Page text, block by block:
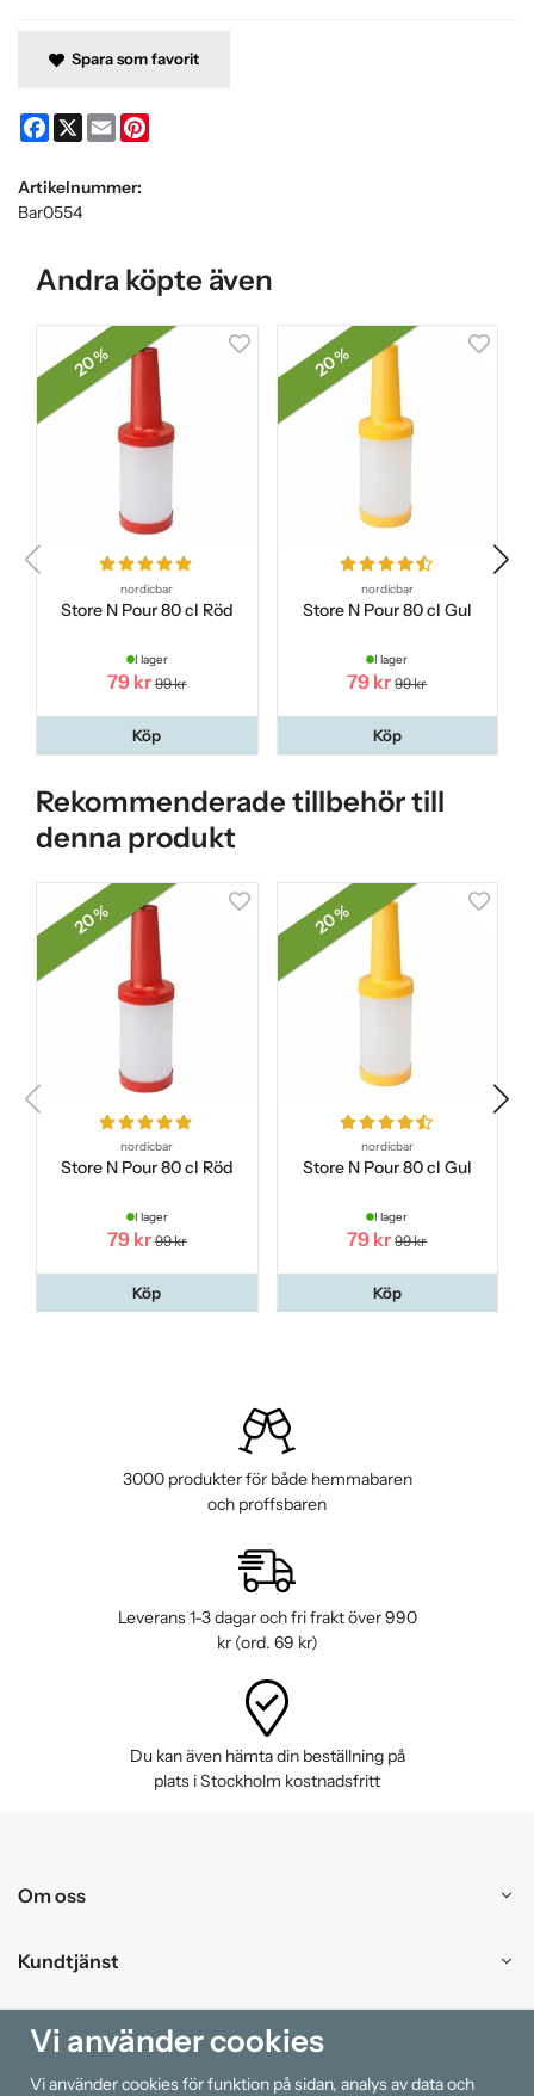
Spara som favorit
Facebook
X Email
Artikelnummer:
Bar0554
Andra köpte även
20 %
nordicbar
Store N Pour 80 cl Röd
I lager
79 kr 99 kr
Köp
20 %
nordicbar
Store N Pour 80 cl Gul
I lager
79 kr 99 kr
Köp
Rekommenderade tillbehör till
denna produkt
20 %
nordicbar
Store N Pour 80 cl Röd
I lager
79 kr 99 kr
Köp
20 %
nordicbar
Store N Pour 80 cl Gul
I lager
79 kr 99 kr
Köp
3000 produkter för både hemmabaren
och proffsbaren
Leverans 1-3 dagar och fri frakt över 990
kr (ord. 69 kr)
Du kan även hämta din beställning på
plats i Stockholm kostnadsfritt
Om oss
Kundtjänst
Handla
Vi använder cookies
Vi använder cookies för funktion på sidan, analys av data och